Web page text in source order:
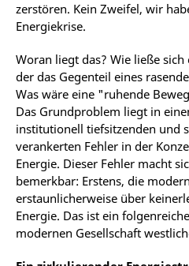
zerstören. Kein Zweifel, wir
Energiekrise.
Woran liegt das? Wie ließe
der das Gegenteil eines
Was wäre eine "ruhende
Das Grundproblem liegt in
institutionell tiefsitzenden und
verankerten Fehler in der
Energie. Dieser Fehler macht
bemerkbar: Erstens, die
erstaunlicherweise über
Energie. Das ist ein
modernen Gesellschaft